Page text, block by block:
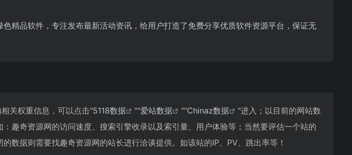
精品软件，专注发布最新活动资讯，给用户打造了免费分享优质软件资源平台，保证无
关权重信息，可以点击"5118数据 ""爱站数据 ""Chinaz数据
"进入；以目前的网站数
趣奇资源网的访问速度、搜索引擎收录以及索引量、用户体验等；当然要评估一个站的
数据则需要找趣奇资源网的站长进行洽谈提供。如该站的IP、PV、跳出率等！